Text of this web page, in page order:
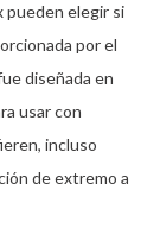
pueden elegir si
por el
diseñada en
usar con
incluso
de extremo a